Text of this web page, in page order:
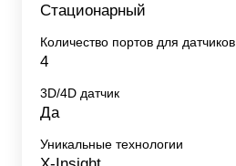
Стационарный
Количество портов для датчиков
4
3D/4D датчик
Да
Уникальные технологии